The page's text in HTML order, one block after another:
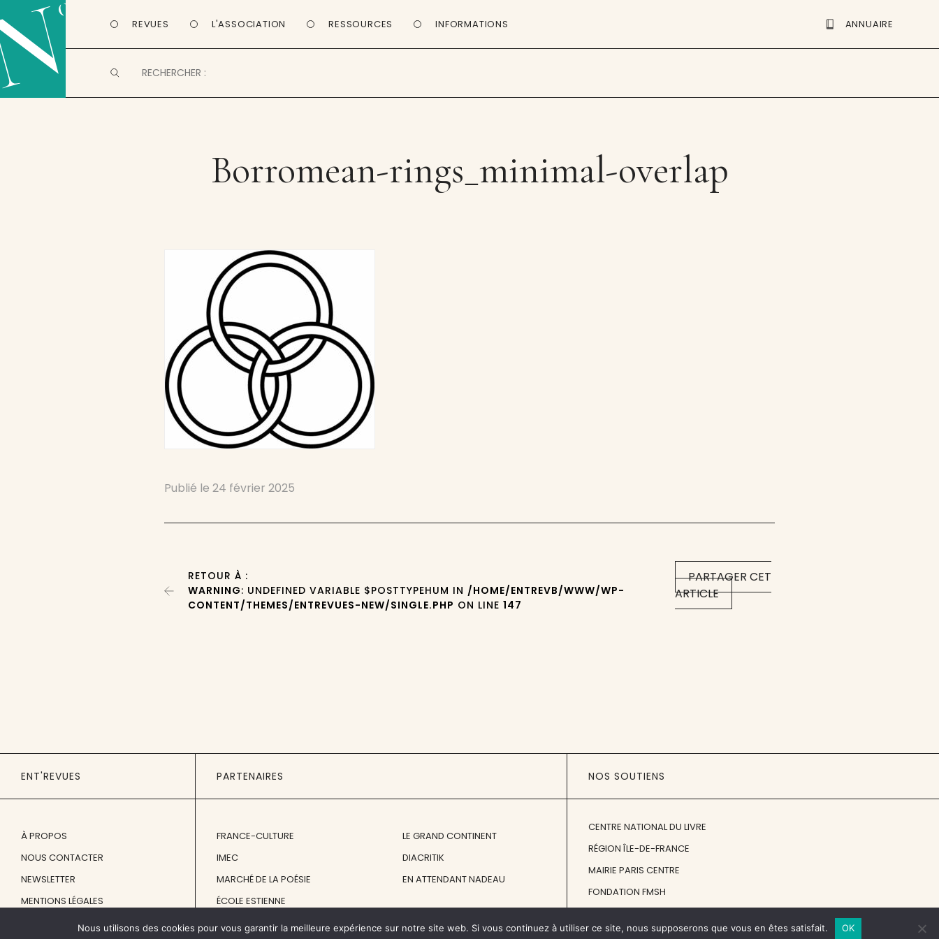
REVUES L'ASSOCIATION RESSOURCES INFORMATIONS ANNUAIRE
Borromean-rings_minimal-overlap
Publié le24 février 2025
PARTAGER CET
ARTICLE
RETOUR À :
WARNING: UNDEFINED VARIABLE $POSTTYPEHUM IN /HOME/ENTREVB/WWW/WP-
CONTENT/THEMES/ENTREVUES-NEW/SINGLE.PHP ON LINE147
ENT'REVUES
À PROPOS
NOUS CONTACTER
NEWSLETTER
MENTIONS LÉGALES
PARTENAIRES
FRANCE-CULTURE
IMEC
MARCHÉ DE LA POÉSIE
ÉCOLE ESTIENNE
LE GRAND CONTINENT
DIACRITIK
EN ATTENDANT NADEAU
NOS SOUTIENS
CENTRE NATIONAL DU LIVRE
RÉGION ÎLE-DE-FRANCE
MAIRIE PARIS CENTRE
FONDATION FMSH
© 1998 - 2026, ENT'REVUES
Nous utilisons des cookies pour vous garantir la meilleure expérience sur notre site web. Si vous continuez à utiliser ce site, nous supposerons que vous en êtes satisfait. OK